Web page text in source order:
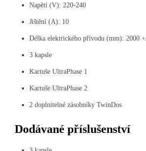
Napětí (V): 220-240
Jištění (A): 10
Délka elektrického přívodu (mm): 2000
3 kapsle
Kartuše UltraPhase 1
Kartuše UltraPhase 2
2 doplnitelné zásobníky TwinDos
Dodávané příslušenství